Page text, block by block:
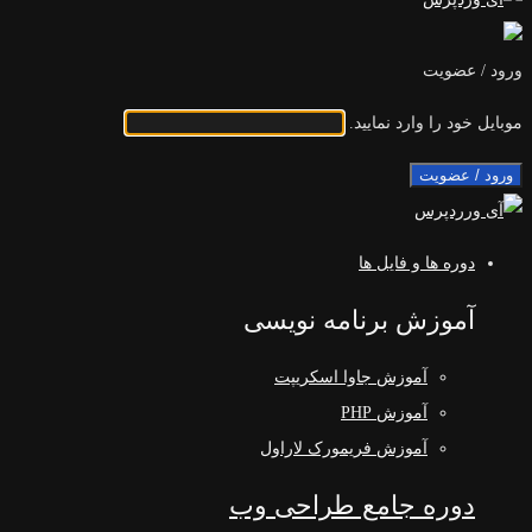
ورود / عضویت
موبایل خود را وارد نمایید.
ورود / عضویت
دوره ها و فایل ها
آموزش برنامه نویسی
آموزش جاوا اسکریپت
آموزش PHP
آموزش فریمورک لاراول
دوره جامع طراحی وب